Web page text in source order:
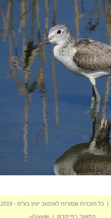
| כל הזכויות שמורות לאכטוב יעוץ בע"מ - 2009-2019 © |
המאגר בפייסבוק |
Google+